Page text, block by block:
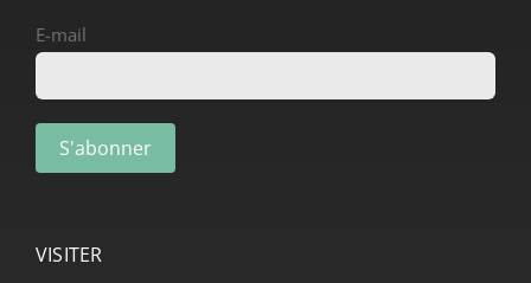
E-mail
VISITER